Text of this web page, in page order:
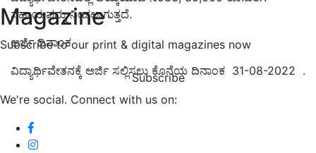
Magazine
Subscribe to our print & digital magazines now
Subscribe
We're social. Connect with us on:
ಸಹಾಯವನ್ನು ನೀಡಲಾಗುತ್ತದೆ.
ಅರ್ಜಿ ದಿನಾಂಕ
ವಿದ್ಯಾರ್ಥಿವೇತನಕ್ಕೆ ಅರ್ಜಿ ಸಲ್ಲಿಸಲು ಕೊನೆಯ ದಿನಾಂಕ 31-08-2022 .